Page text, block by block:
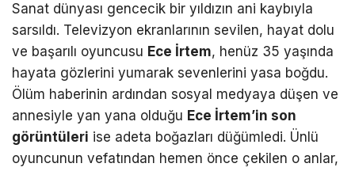
Sanat dünyası gencecik bir yıldızın ani kaybıyla
sarsıldı. Televizyon ekranlarının sevilen, hayat dolu
ve başarılı oyuncusu Ece İrtem, henüz 35 yaşında
hayata gözlerini yumarak sevenlerini yasa boğdu.
Ölüm haberinin ardından sosyal medyaya düşen ve
annesiyle yan yana olduğu Ece İrtem’in son
görüntüleri ise adeta boğazları düğümledi. Ünlü
oyuncunun vefatından hemen önce çekilen o anlar,